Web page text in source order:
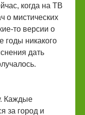
когда на ТВ
о мистических
то версии о
годы никакого
дать
Каждые
за город и